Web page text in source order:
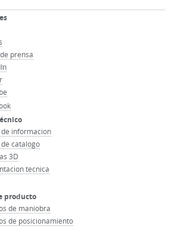
prensa
informacion
catalogo
3D
tecnica
producto
de maniobra
de posicionamiento